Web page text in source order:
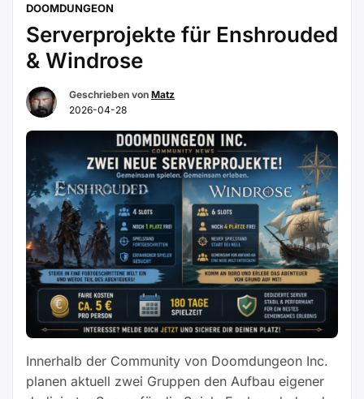
gefunden hat. Der freie Platz bleibt jedoch
weiterhin offen – erfahrene Spieler, die …
Weiterlesen„Update
zum
Enshrouded-
Server“
DOOMDUNGEON
Serverprojekte für Enshrouded
& Windrose
Geschrieben von Matz
2026-04-28
Innerhalb der Community von Doomdungeon Inc.
planen aktuell zwei Gruppen den Aufbau eigener